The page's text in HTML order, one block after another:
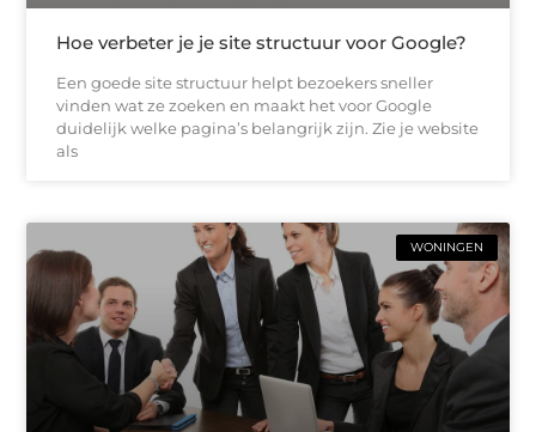
Hoe verbeter je je site structuur voor Google?
Een goede site structuur helpt bezoekers sneller
vinden wat ze zoeken en maakt het voor Google
duidelijk welke pagina’s belangrijk zijn. Zie je website
als
WONINGEN